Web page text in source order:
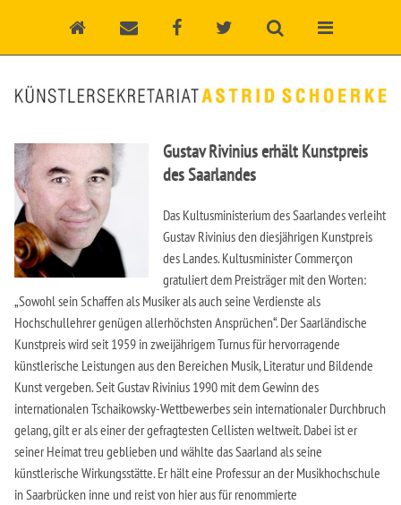
Gustav Rivinius erhält Kunstpreis
des Saarlandes
Das Kultusministerium des Saarlandes verleiht
Gustav Rivinius den diesjährigen Kunstpreis
des Landes. Kultusminister Commerçon
gratuliert dem Preisträger mit den Worten:
„Sowohl sein Schaffen als Musiker als auch seine Verdienste als
Hochschullehrer genügen allerhöchsten Ansprüchen“. Der Saarländische
Kunstpreis wird seit 1959 in zweijährigem Turnus für hervorragende
künstlerische Leistungen aus den Bereichen Musik, Literatur und Bildende
Kunst vergeben. Seit Gustav Rivinius 1990 mit dem Gewinn des
internationalen Tschaikowsky-Wettbewerbes sein internationaler Durchbruch
gelang, gilt er als einer der gefragtesten Cellisten weltweit. Dabei ist er
seiner Heimat treu geblieben und wählte das Saarland als seine
künstlerische Wirkungsstätte. Er hält eine Professur an der Musikhochschule
in Saarbrücken inne und reist von hier aus für renommierte